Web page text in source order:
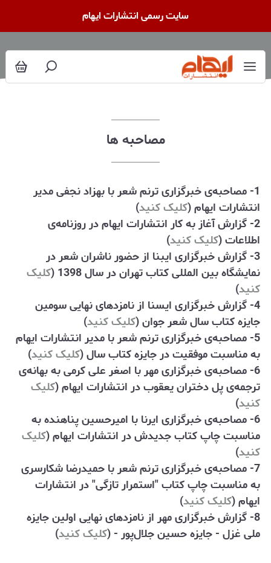
سایت رسمی انتشارات ایهام
مصاحبه ها
1- مصاحبه‌ی خبرگزاری ترنم شعر با بهزاد نجفی مدیر
انتشارات ایهام (کلیک کنید)
2- گزارش آغاز به کار انتشارات ایهام در روزنامه‌ی
اطلاعات (کلیک کنید)
3- گزارش خبرگزاری ایبنا از حضور ناشران شعر در
نمایشگاه بین المللی کتاب تهران در سال 1398 (
کلیک
کنید)
4- گزارش خبرگزاری ایسنا از نامزدهای نهایی سومین
جایزه کتاب سال شعر جوان (کلیک کنید)
5- مصاحبه‌ی خبرگزاری ترنم شعر با مدیر انتشارات ایهام
به مناسبت موفقیت در جایزه کتاب سال (کلیک کنید)
6- مصاحبه‌ی خبرگزاری مهر با اصغر علی کرمی به بهانه‌ی
ترجمه‌ی پل دختران یعقوب در انتشارات ایهام (کلیک
کنید)
6- مصاحبه‌ی خبرگزاری ایرنا با امیرحسین پناهنده به
مناسبت چاپ کتاب جدیدش در انتشارات ایهام (کلیک
کنید)
7- مصاحبه‌ی خبرگزاری ترنم شعر با حمیدرضا شکارسری
به مناسبت چاپ کتاب "استمرار تازگی" در انتشارات
ایهام (کلیک کنید)
8- گزارش خبرگزاری مهر از نامزدهای نهایی اولین جایزه
ملی غزل - جایزه حسین جلال‌پور - (کلیک کنید)